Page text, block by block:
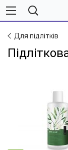
Для підлітків